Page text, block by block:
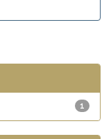
1